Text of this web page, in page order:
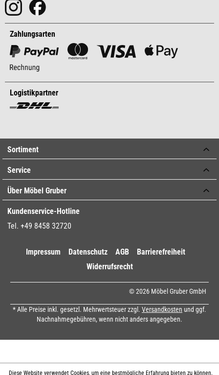
Zahlungsarten
Logistikpartner
Sortiment
Service
Über Möbel Gruber
Kundenservice-Hotline
Tel. +49 8458 32720
Impressum Datenschutz AGB
Barrierefreiheit
Widerrufsrecht
© 2026 Möbel Gruber GmbH
* Alle Preise inkl. gesetzl. Mehrwertsteuer zzgl. Versandkosten und ggf.
Nachnahmegebühren, wenn nicht anders angegeben.
Diese Website verwendet Cookies, um eine bestmögliche Erfahrung bieten zu können.